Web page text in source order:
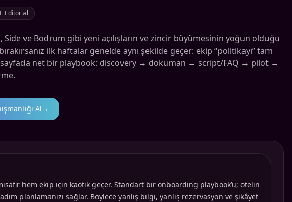
Editorial
ve Bodrum gibi yeni açılışların ve zincir büyümesinin yoğun olduğu
ilk haftalar genelde aynı şekilde geçer: ekip “politikayı” tam
sayfada net bir playbook: discovery → doküman → script/FAQ → pilot →
Al→
hem ekip için kaotik geçer. Standart bir onboarding playbook’u; otelin
planlamanızı sağlar. Böylece yanlış bilgi, yanlış rezervasyon ve şikâyet